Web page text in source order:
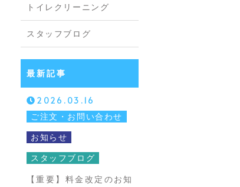
トイレクリーニング
スタッフブログ
最新記事
2026.03.16
ご注文・お問い合わせ
お知らせ
スタッフブログ
【重要】料金改定のお知